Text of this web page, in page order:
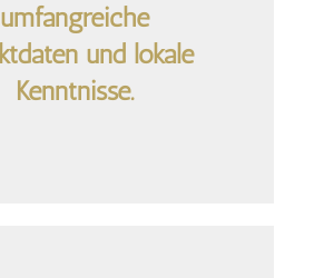
umfangreiche
und lokale
Kenntnisse.